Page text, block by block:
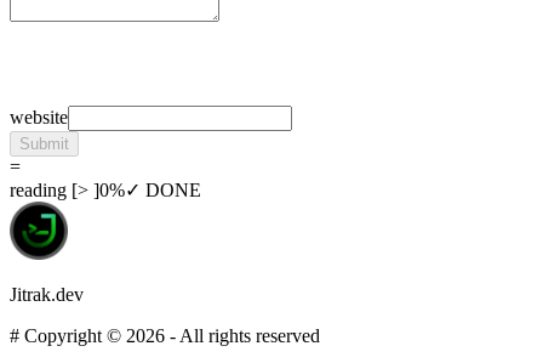
website
Submit
=
reading [> ]0%✓ DONE
Jitrak.dev
# Copyright © 2026 - All rights reserved